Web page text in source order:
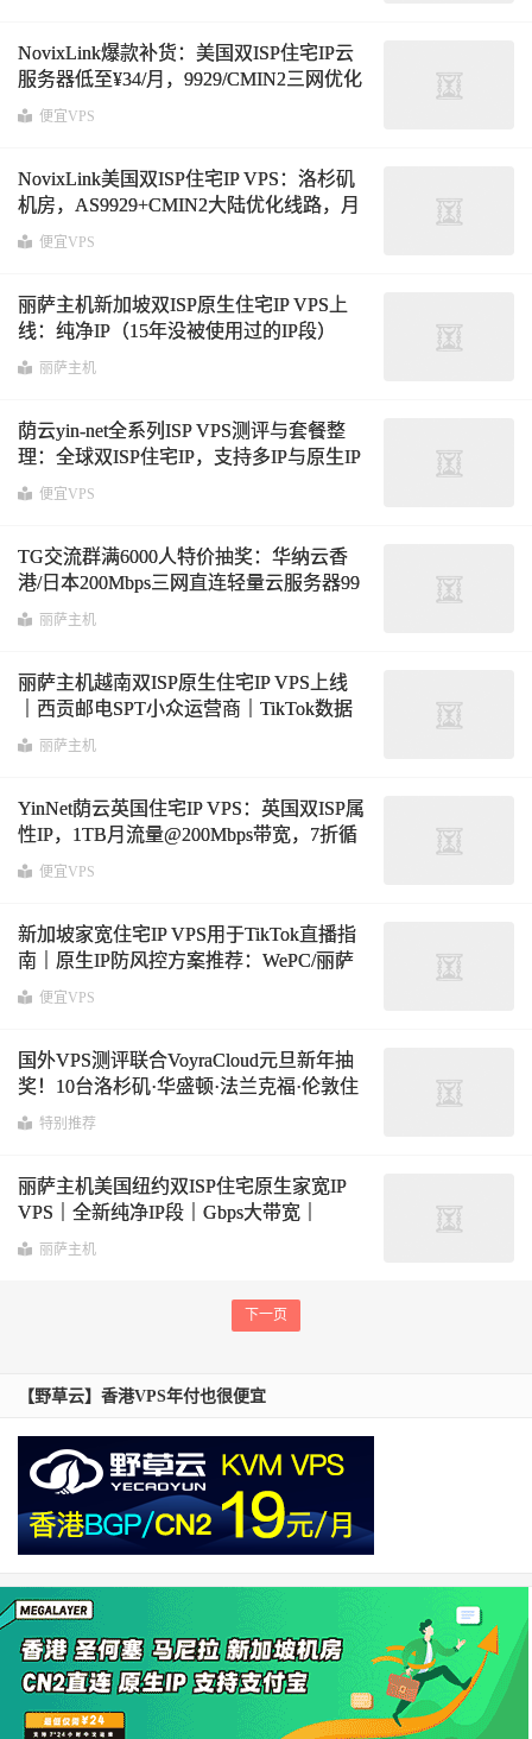
NovixLink爆款补货：美国双ISP住宅IP云
服务器低至¥34/月，9929/CMIN2三网优化
+洛杉矶GTT原生住宅IP
便宜VPS
NovixLink美国双ISP住宅IP VPS：洛杉矶
机房，AS9929+CMIN2大陆优化线路，月
付6.99加元起跨境电商网络方案
便宜VPS
丽萨主机新加坡双ISP原生住宅IP VPS上
线：纯净IP（15年没被使用过的IP段）
+Gbps带宽+流媒体解锁+AI全家桶支持
丽萨主机
荫云yin-net全系列ISP VPS测评与套餐整
理：全球双ISP住宅IP，支持多IP与原生IP
选择覆盖香港/台湾/韩国/日本/越南/马来
便宜VPS
TG交流群满6000人特价抽奖：华纳云香
港/日本200Mbps三网直连轻量云服务器99
元/年，丽萨主机全场8折循环优惠码不限
丽萨主机
丽萨主机越南双ISP原生住宅IP VPS上线
｜西贡邮电SPT小众运营商｜TikTok数据
表现优秀，1个IPv4+5个IPv6，48小时退款
丽萨主机
YinNet荫云英国住宅IP VPS：英国双ISP属
性IP，1TB月流量@200Mbps带宽，7折循
环优惠仅$7/月
便宜VPS
新加坡家宽住宅IP VPS用于TikTok直播指
南｜原生IP防风控方案推荐：WePC/丽萨
主机
便宜VPS
国外VPS测评联合VoyraCloud元旦新年抽
奖！10台洛杉矶·华盛顿·法兰克福·伦敦住
宅IP服务器免费1个月使用权
特别推荐
丽萨主机美国纽约双ISP住宅原生家宽IP
VPS｜全新纯净IP段｜Gbps大带宽｜
TikTok跨境电商首选
丽萨主机
下一页
【野草云】香港VPS年付也很便宜